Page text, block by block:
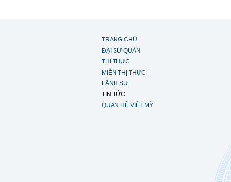
TRANG CHỦ
ĐẠI SỨ QUÁN
THỊ THỰC
MIỄN THỊ THỰC
LÃNH SỰ
TIN TỨC
QUAN HỆ VIỆT MỸ